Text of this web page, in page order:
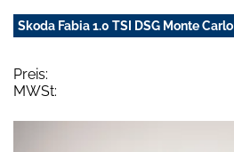
Skoda Fabia 1.0 TSI DSG Monte Carlo
Preis:
MWSt: